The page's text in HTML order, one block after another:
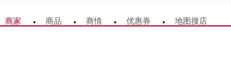
商家 商品 商情 优惠券 地图搜店